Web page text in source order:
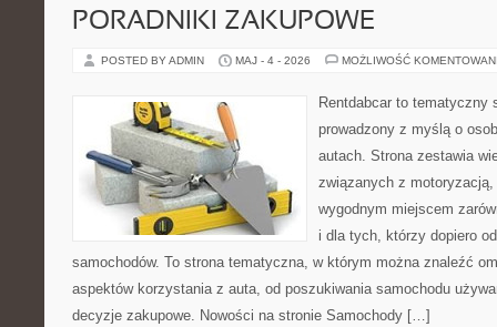
PORADNIKI ZAKUPOWE
POSTED BY ADMIN MAJ - 4 - 2026 MOŻLIWOŚĆ
Rentdabcar to tematyczny
prowadzony z myślą o
autach. Strona zestawia
związanych z
wygodnym miejscem
i dla tych, którzy dopiero
samochodów. To strona tematyczna, w którym można znaleźć
aspektów korzystania z auta, od poszukiwania samochodu
decyzje zakupowe. Nowości na stronie Samochody […]